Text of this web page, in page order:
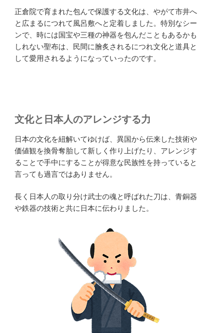
正倉院で育まれた包んで保護する文化は、やがて市井へ
と広まるにつれて風呂敷へと定着しました。特別なシー
ンで、時には国宝や三種の神器を包んだこともあるかも
しれない聖布は、民間に膾炙されるにつれ文化と道具と
して愛用されるようになっていったのです。
文化と日本人のアレンジする力
日本の文化を紐解いてゆけば、異国から伝来した技術や
価値観を換骨奪胎して新しく作り上げたり、アレンジす
ることで手中にすることが得意な民族性を持っていると
言っても過言ではありません。
長く日本人の取り分け武士の魂と呼ばれた刀は、青銅器
や鉄器の技術と共に日本に伝わりました。